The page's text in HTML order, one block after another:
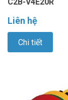
Liên hệ
Chi tiết